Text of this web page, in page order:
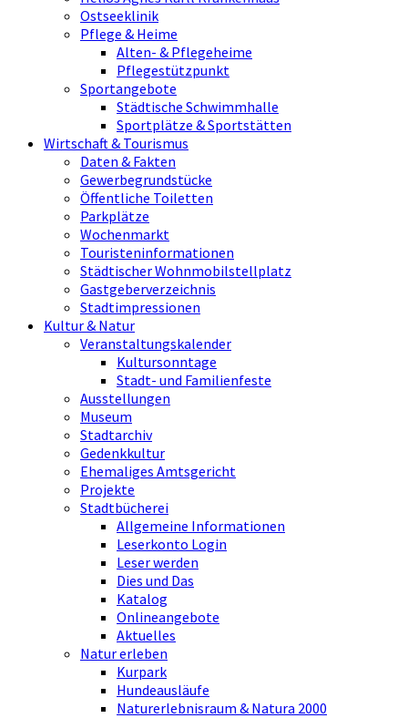
Ostseeklinik
Pflege & Heime
Alten- & Pflegeheime
Pflegestützpunkt
Sportangebote
Städtische Schwimmhalle
Sportplätze & Sportstätten
Wirtschaft & Tourismus
Daten & Fakten
Gewerbegrundstücke
Öffentliche Toiletten
Parkplätze
Wochenmarkt
Touristeninformationen
Städtischer Wohnmobilstellplatz
Gastgeberverzeichnis
Stadtimpressionen
Kultur & Natur
Veranstaltungskalender
Kultursonntage
Stadt- und Familienfeste
Ausstellungen
Museum
Stadtarchiv
Gedenkkultur
Ehemaliges Amtsgericht
Projekte
Stadtbücherei
Allgemeine Informationen
Leserkonto Login
Leser werden
Dies und Das
Katalog
Onlineangebote
Aktuelles
Natur erleben
Kurpark
Hundeausläufe
Naturerlebnisraum & Natura 2000